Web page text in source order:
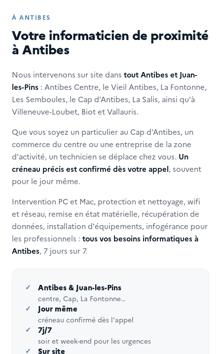
À ANTIBES
Votre informaticien de proximité
à Antibes
Nous intervenons sur site dans tout Antibes et Juan-
les-Pins : Antibes Centre, le Vieil Antibes, La Fontonne,
Les Semboules, le Cap d'Antibes, La Salis, ainsi qu'à
Villeneuve-Loubet, Biot et Vallauris.
Que vous soyez un particulier au Cap d'Antibes, un
commerce du centre ou une entreprise de la zone
d'activité, un technicien se déplace chez vous. Un
créneau précis est confirmé dès votre appel, souvent
pour le jour même.
Intervention PC et Mac, protection et nettoyage, wifi
et réseau, remise en état matérielle, récupération de
données, installation d'équipements, infogérance pour
les professionnels : tous vos besoins informatiques à
Antibes, 7 jours sur 7.
Antibes & Juan-les-Pins
centre, Cap, La Fontonne…
Jour même
créneau confirmé dès l'appel
7j/7
soir et week-end pour les urgences
Sur site